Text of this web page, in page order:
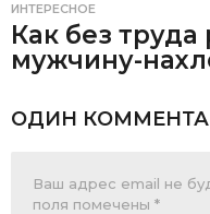
ИНТЕРЕСНОЕ
Как без труда
мужчину-
ОДИН
Ваш адрес email не
поля помечены *